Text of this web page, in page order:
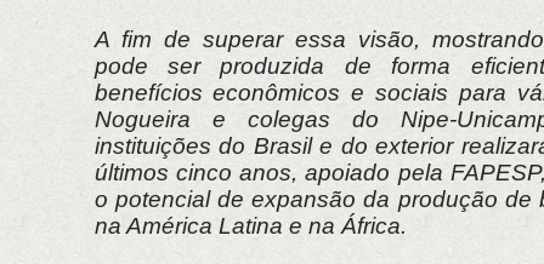
A fim de superar essa visão,
pode ser produzida de forma
benefícios econômicos e sociais para
Nogueira e colegas do Nipe-
instituições do Brasil e do exterior
últimos cinco anos, apoiado pela
o potencial de expansão da produção de
na América Latina e na África.